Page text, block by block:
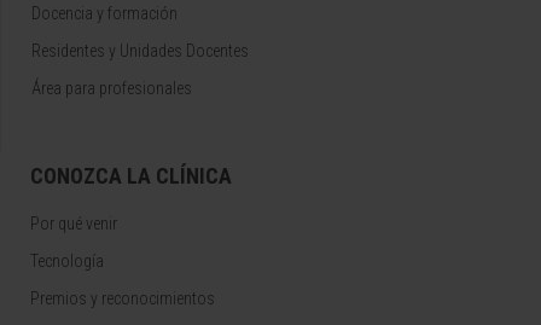
Docencia y formación
Residentes y Unidades Docentes
Área para profesionales
CONOZCA LA CLÍNICA
Por qué venir
Tecnología
Premios y reconocimientos